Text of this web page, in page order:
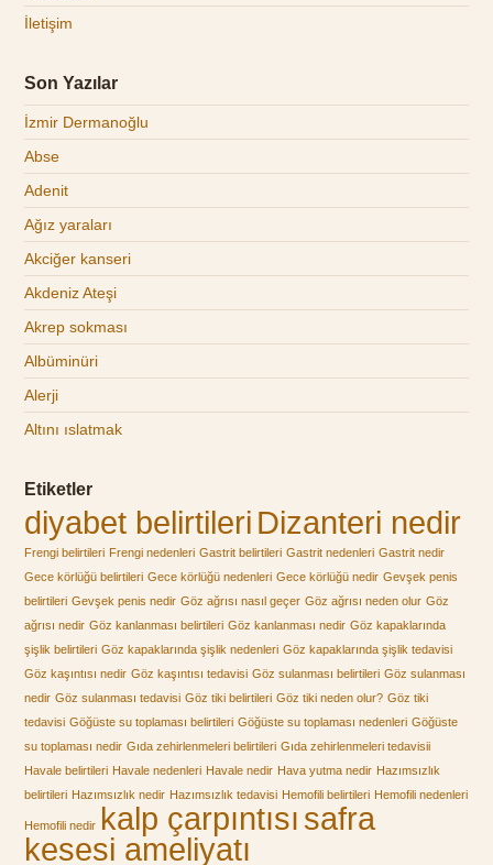
İletişim
Son Yazılar
İzmir Dermanoğlu
Abse
Adenit
Ağız yaraları
Akciğer kanseri
Akdeniz Ateşi
Akrep sokması
Albüminüri
Alerji
Altını ıslatmak
Etiketler
diyabet belirtileri Dizanteri nedir
Frengi belirtileri Frengi nedenleri Gastrit belirtileri Gastrit nedenleri Gastrit nedir
Gece körlüğü belirtileri Gece körlüğü nedenleri Gece körlüğü nedir Gevşek penis
belirtileri Gevşek penis nedir Göz ağrısı nasıl geçer Göz ağrısı neden olur Göz
ağrısı nedir Göz kanlanması belirtileri Göz kanlanması nedir Göz kapaklarında
şişlik belirtileri Göz kapaklarında şişlik nedenleri Göz kapaklarında şişlik tedavisi
Göz kaşıntısı nedir Göz kaşıntısı tedavisi Göz sulanması belirtileri Göz sulanması
nedir Göz sulanması tedavisi Göz tiki belirtileri Göz tiki neden olur? Göz tiki
tedavisi Göğüste su toplaması belirtileri Göğüste su toplaması nedenleri Göğüste
su toplaması nedir Gıda zehirlenmeleri belirtileri Gıda zehirlenmeleri tedavisii
Havale belirtileri Havale nedenleri Havale nedir Hava yutma nedir Hazımsızlık
belirtileri Hazımsızlık nedir Hazımsızlık tedavisi Hemofili belirtileri Hemofili nedenleri
Hemofili nedir kalp çarpıntısı safra
kesesi ameliyatı